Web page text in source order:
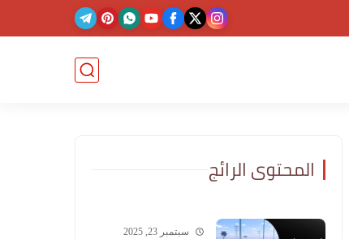
المحتوى الرائج
سبتمبر 23, 2025